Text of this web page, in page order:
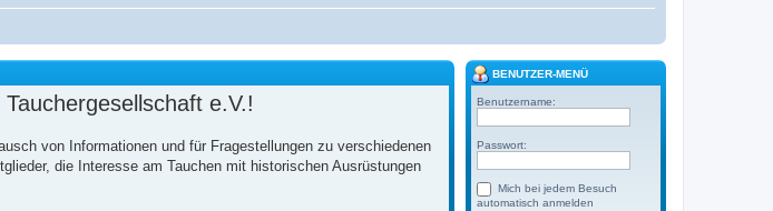
e.V.!
von Informationen und für Fragestellungen zu verschiedenen
die Interesse am Tauchen mit historischen Ausrüstungen
BENUTZER-MENÜ
Benutzername:
Passwort:
Mich bei jedem Besuch
automatisch anmelden